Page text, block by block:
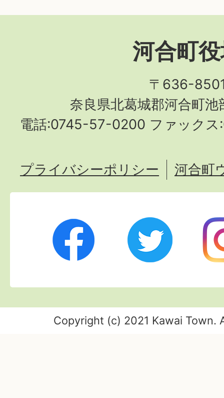
河合町
〒636-
奈良県北葛城郡河合町池
電話:0745-57-0200 ファック
Facebook Twitter
プライバシーポリシー 河合町
Copyright (c) 2021 Kawai Town.